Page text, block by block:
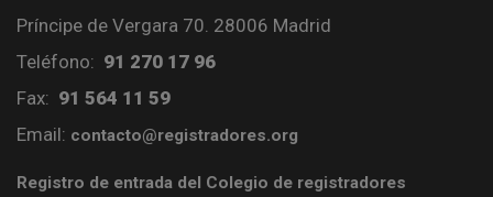
Príncipe de Vergara 70. 28006 Madrid
Teléfono: 91 270 17 96
Fax: 91 564 11 59
Email: contacto@registradores.org
Registro de entrada del Colegio de registradores